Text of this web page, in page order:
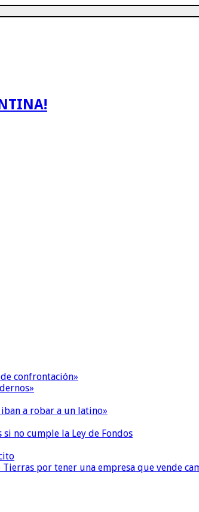
confrontación»
a robar a un latino»
no cumple la Ley de Fondos
por tener una empresa que vende